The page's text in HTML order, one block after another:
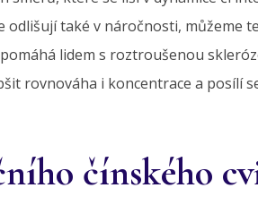
odlišují také v náročnosti, můžeme
lidem s roztroušenou
rovnováha i koncentrace a posílí
čínského